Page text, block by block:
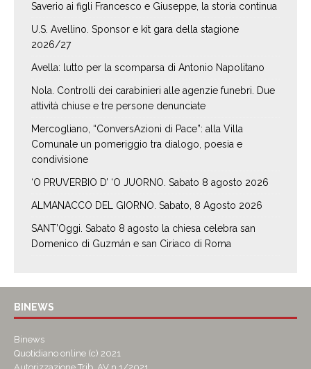
Saverio ai figli Francesco e Giuseppe, la storia continua
U.S. Avellino. Sponsor e kit gara della stagione
2026/27
Avella: lutto per la scomparsa di Antonio Napolitano
Nola. Controlli dei carabinieri alle agenzie funebri. Due
attività chiuse e tre persone denunciate
Mercogliano, “ConversAzioni di Pace”: alla Villa
Comunale un pomeriggio tra dialogo, poesia e
condivisione
‘O PRUVERBIO D’ ‘O JUORNO. Sabato 8 agosto 2026
ALMANACCO DEL GIORNO. Sabato, 8 Agosto 2026
SANT’Oggi. Sabato 8 agosto la chiesa celebra san
Domenico di Guzmán e san Ciriaco di Roma
BINEWS
Binews
Quotidiano online (c) 2021